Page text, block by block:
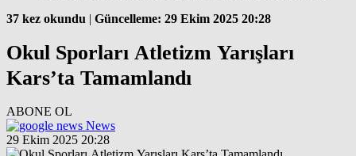
37 kez okundu | Güncelleme: 29 Ekim 2025 20:28
Okul Sporları Atletizm Yarışları
Kars’ta Tamamlandı
ABONE OL
News
29 Ekim 2025 20:28